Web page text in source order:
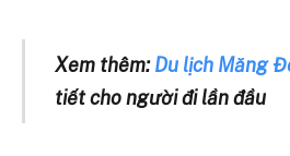
Xem thêm:Du lịch Măng
tiết cho người đi lần đầu